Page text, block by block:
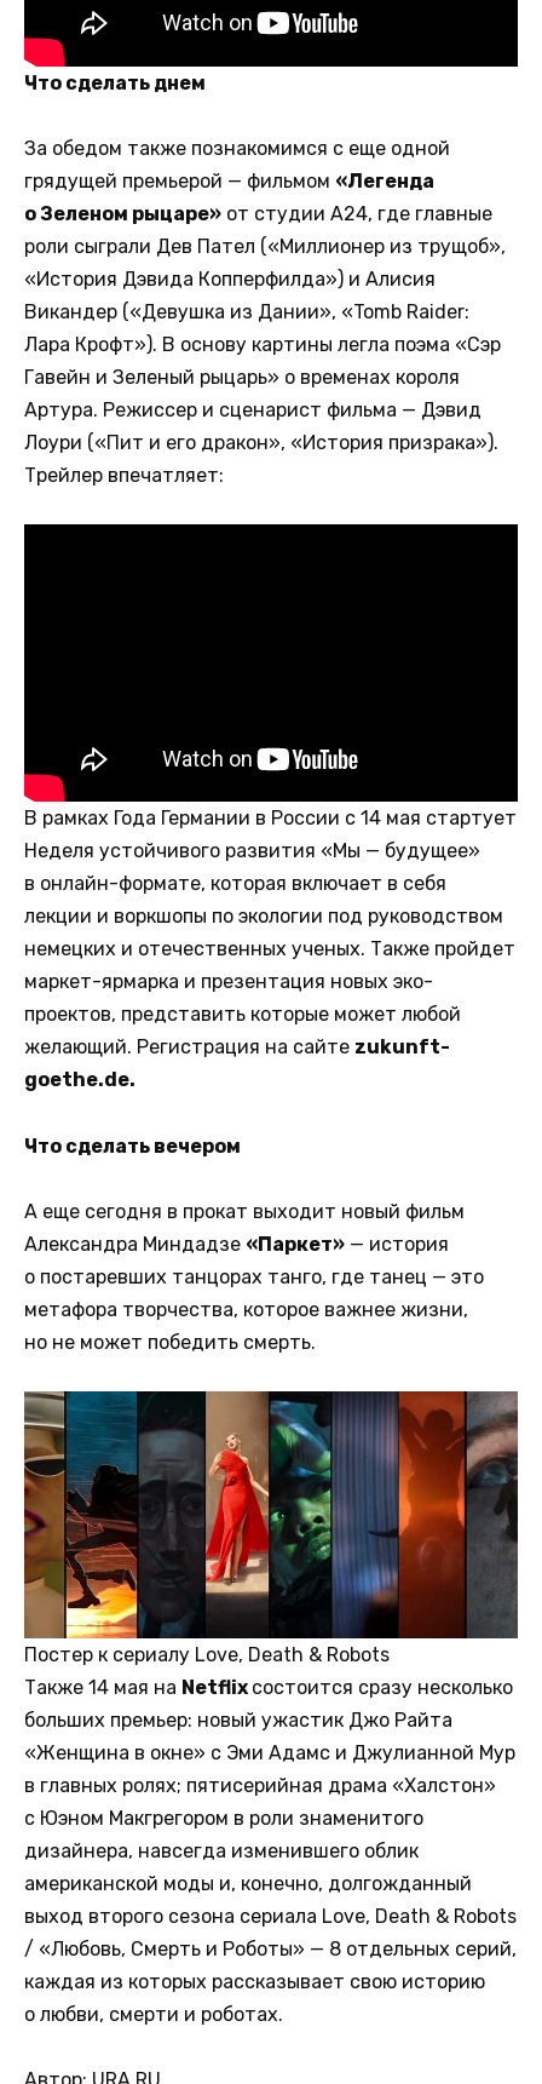
Что сделать днем
За обедом также познакомимся с еще одной
грядущей премьерой — фильмом «Легенда
о Зеленом рыцаре» от студии A24, где главные
роли сыграли Дев Пател («Миллионер из трущоб»,
«История Дэвида Копперфилда») и Алисия
Викандер («Девушка из Дании», «Tomb Raider:
Лара Крофт»). В основу картины легла поэма «Сэр
Гавейн и Зеленый рыцарь» о временах короля
Артура. Режиссер и сценарист фильма — Дэвид
Лоури («Пит и его дракон», «История призрака»).
Трейлер впечатляет:
В рамках Года Германии в России с 14 мая стартует
Неделя устойчивого развития «Мы — будущее»
в онлайн-формате, которая включает в себя
лекции и воркшопы по экологии под руководством
немецких и отечественных ученых. Также пройдет
маркет-ярмарка и презентация новых эко-
проектов, представить которые может любой
желающий. Регистрация на сайте zukunft-
goethe.de.
Что сделать вечером
А еще сегодня в прокат выходит новый фильм
Александра Миндадзе «Паркет» — история
о постаревших танцорах танго, где танец — это
метафора творчества, которое важнее жизни,
но не может победить смерть.
Постер к сериалу Love, Death & Robots
Также 14 мая на Netflix состоится сразу несколько
больших премьер: новый ужастик Джо Райта
«Женщина в окне» с Эми Адамс и Джулианной Мур
в главных ролях; пятисерийная драма «Халстон»
с Юэном Макгрегором в роли знаменитого
дизайнера, навсегда изменившего облик
американской моды и, конечно, долгожданный
выход второго сезона сериала Love, Death & Robots
/ «Любовь, Смерть и Роботы» — 8 отдельных серий,
каждая из которых рассказывает свою историю
о любви, смерти и роботах.